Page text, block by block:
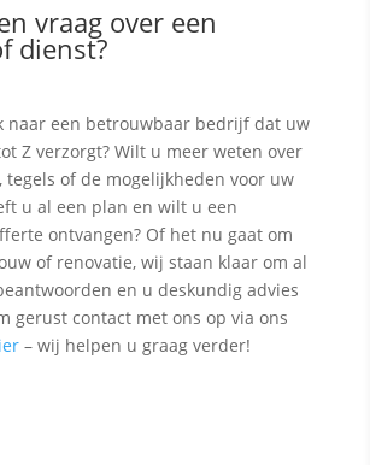
vraag over een
dienst?
naar een betrouwbaar bedrijf dat uw
Z verzorgt? Wilt u meer weten over
tegels of de mogelijkheden voor uw
u al een plan en wilt u een
ontvangen? Of het nu gaat om
of renovatie, wij staan klaar om al
en u deskundig advies
gerust contact met ons op via ons
– wij helpen u graag verder!